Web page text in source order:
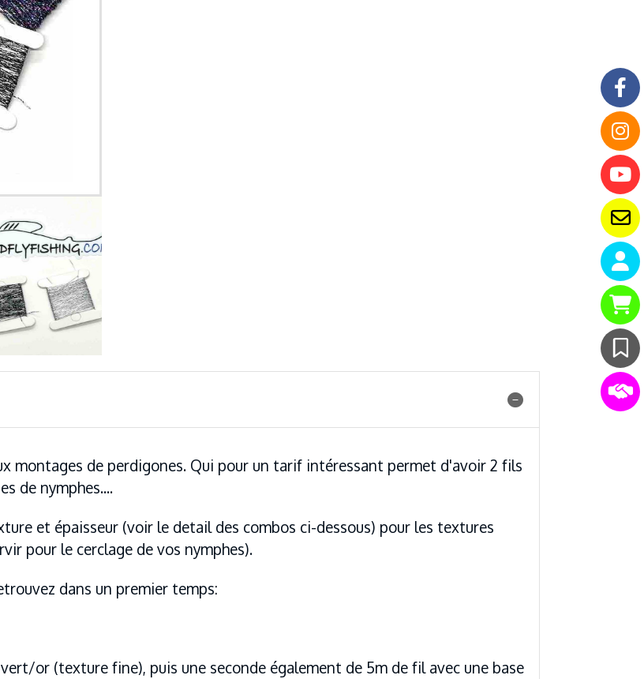
montages de perdigones. Qui pour un tarif intéressant permet d'avoir 2 fils
de nymphes....
et épaisseur (voir le detail des combos ci-dessous) pour les textures
pour le cerclage de vos nymphes).
dans un premier temps:
or (texture fine), puis une seconde également de 5m de fil avec une base